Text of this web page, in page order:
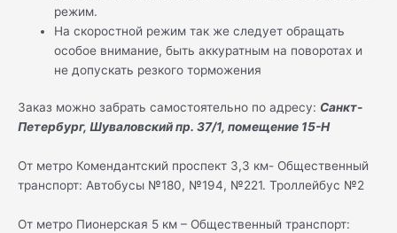
режим.
На скоростной режим так же следует обращать
особое внимание, быть аккуратным на поворотах и
не допускать резкого торможения
Заказ можно забрать самостоятельно по адресу: Санкт-
Петербург, Шуваловский пр. 37/1, помещение 15-Н
От метро Комендантский проспект 3,3 км- Общественный
транспорт: Автобусы №180, №194, №221. Троллейбус №2
От метро Пионерская 5 км – Общественный транспорт: